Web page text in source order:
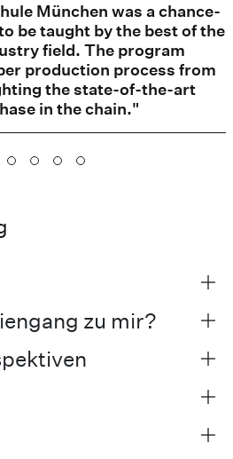
München was a chance-
be taught by the best of the
field. The program
production process from
the state-of-the-art
in the chain."
zu mir?